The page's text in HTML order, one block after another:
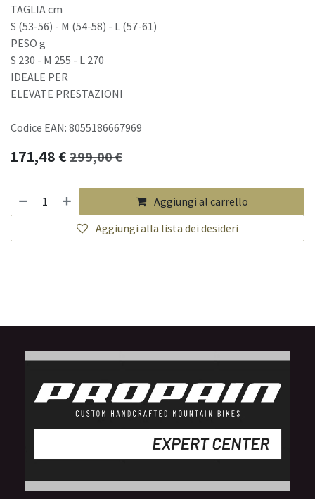
TAGLIA cm
S (53-56) - M (54-58) - L (57-61)
PESO g
S 230 - M 255 - L 270
IDEALE PER
ELEVATE PRESTAZIONI
Codice EAN: 8055186667969
171,48€299,00€
Aggiungi al carrello
Aggiungi alla lista dei desideri